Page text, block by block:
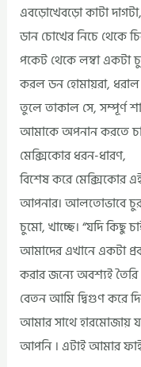
এবড়োখেবড়ো কাটা
ডান চোখের নিচে থেকে
পকেট থেকে লম্বা একটা
করল ডন হোমায়রা,
তুলে তাকাল সে, সম্পূর্ণ
আমাকে অপনান করতে
মেক্সিকোর ধরন-ধারণ,
বিশেষ করে মেক্সিকোর
আপনার। আলতোভাবে
চুমো, খাচ্ছে। “যদি কিছু
আমাদের এখানে একটা
করার জন্যে অবশ্যই
বেতন আমি দ্বিগুণ করে
আমার সাথে হারমোজায়
আপনি । এটাই আমার